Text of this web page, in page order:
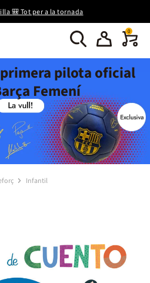
🎒 Tot per a la tornada
0
pilota oficial
Femení
Infantil